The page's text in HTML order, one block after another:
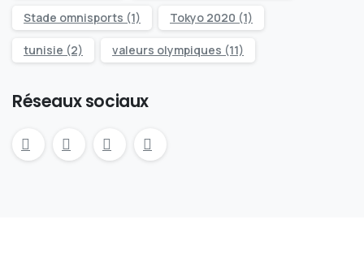
Stade omnisports (1) Tokyo 2020 (1)
tunisie (2) valeurs olympiques (11)
Réseaux sociaux